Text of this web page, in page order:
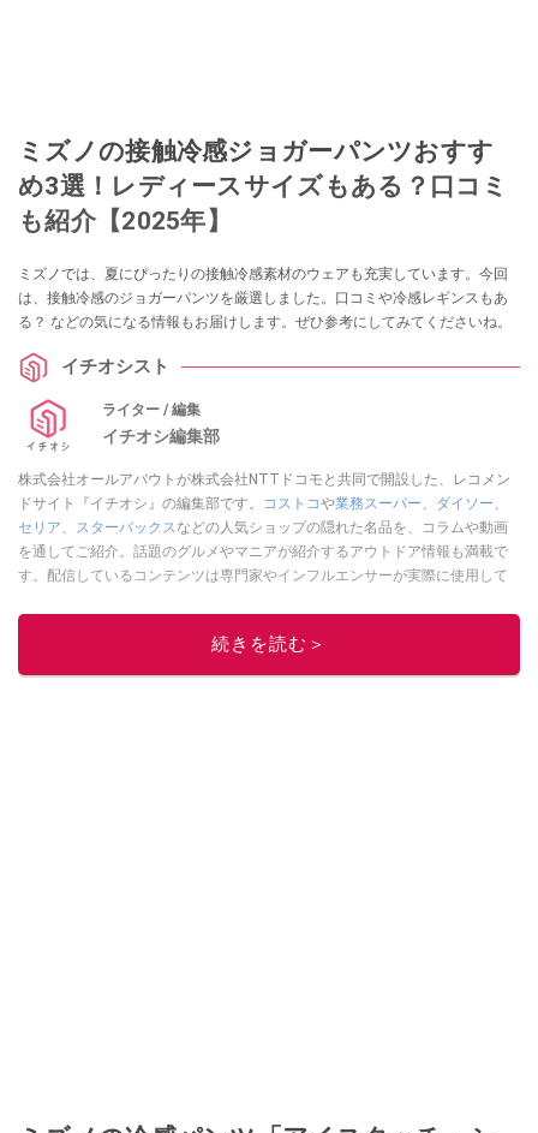
ミズノの接触冷感ジョガーパンツおすす
め3選！レディースサイズもある？口コミ
も紹介【2025年】
ミズノでは、夏にぴったりの接触冷感素材のウェアも充実しています。今回
は、接触冷感のジョガーパンツを厳選しました。口コミや冷感レギンスもあ
る？ などの気になる情報もお届けします。ぜひ参考にしてみてくださいね。
イチオシスト
ライター / 編集
イチオシ編集部
株式会社オールアバウトが株式会社NTTドコモと共同で開設した、レコメン
ドサイト『イチオシ』の編集部です。
コストコや業務スーパー ダイソー
セリア
スターバックス などの人気ショップの隠れた名品を、コラムや動画
を通してご紹介。話題のグルメやマニアが紹介するアウトドア情報も満載で
す。配信しているコンテンツは専門家やインフルエンサーが実際に使用して
ニュースでフォロー
続きを読む＞